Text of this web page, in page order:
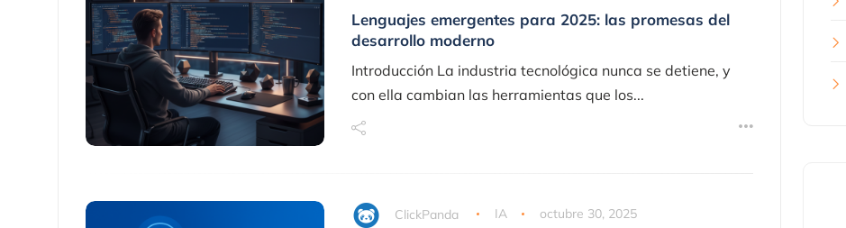
Lenguajes emergentes para 2025: las promesas del
desarrollo moderno
Introducción La industria tecnológica nunca se detiene, y
con ella cambian las herramientas que los...
ClickPanda IA octubre 30, 2025